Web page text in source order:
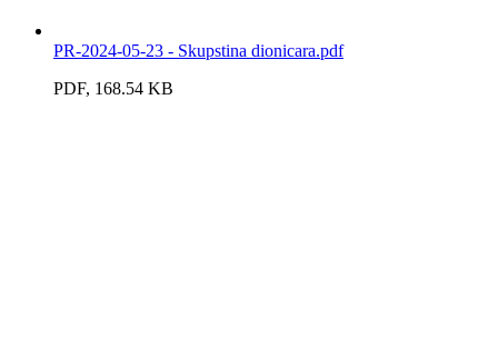
PR-2024-05-23 - Skupstina dionicara.pdf
PDF, 168.54 KB